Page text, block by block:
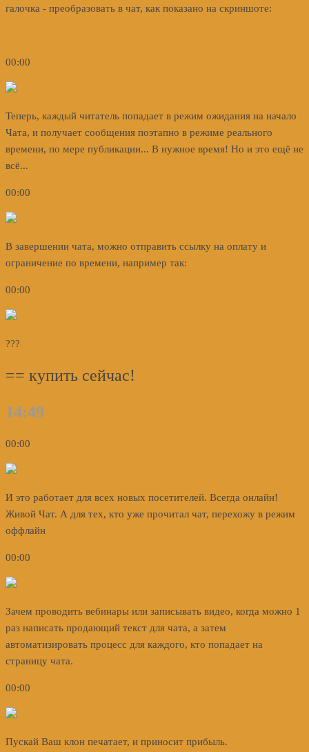
галочка - преобразовать в чат, как показано на скриншоте:
00:00
Теперь, каждый читатель попадает в режим ожидания на начало
Чата, и получает сообщения поэтапно в режиме реального
времени, по мере публикации... В нужное время! Но и это ещё не
всё...
00:00
В завершении чата, можно отправить ссылку на оплату и
ограничение по времени, например так:
00:00
???
== купить сейчас!
14:49
00:00
И это работает для всех новых посетителей. Всегда онлайн!
Живой Чат. А для тех, кто уже прочитал чат, перехожу в режим
оффлайн
00:00
Зачем проводить вебинары или записывать видео, когда можно 1
раз написать продающий текст для чата, а затем
автоматизировать процесс для каждого, кто попадает на
страницу чата.
00:00
Пускай Ваш клон печатает, и приносит прибыль.